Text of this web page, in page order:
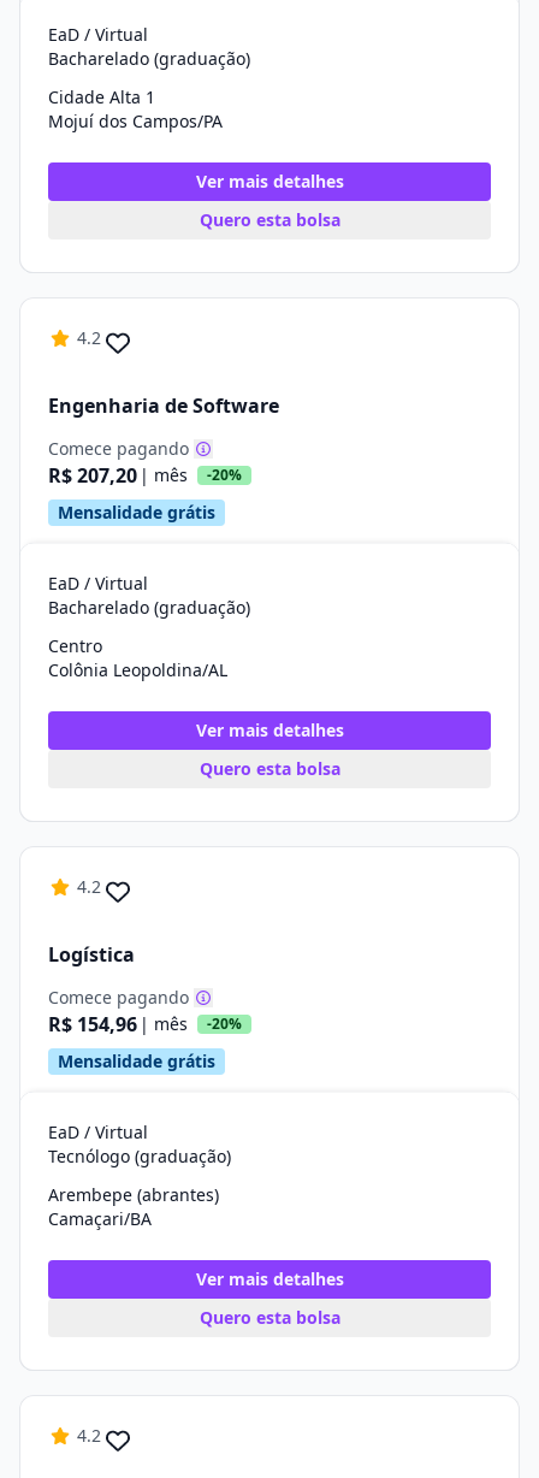
EaD / Virtual
Bacharelado (graduação)
Cidade Alta 1
Mojuí dos Campos/PA
Ver mais detalhes
Quero esta bolsa
4.2
Engenharia de Software
Comece pagando
R$ 207,20 | mês -20%
Mensalidade grátis
EaD / Virtual
Bacharelado (graduação)
Centro
Colônia Leopoldina/AL
Ver mais detalhes
Quero esta bolsa
4.2
Logística
Comece pagando
R$ 154,96 | mês -20%
Mensalidade grátis
EaD / Virtual
Tecnólogo (graduação)
Arembepe (abrantes)
Camaçari/BA
Ver mais detalhes
Quero esta bolsa
4.2